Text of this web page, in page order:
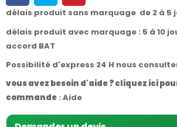
délais produit sans marquage de 2 à 5
délais produit avec marquage : 5 à 10
accord BAT
Possibilité d'express 24 H nous
vous avez besoin d'aide ? cliquez ici
commande : Aide